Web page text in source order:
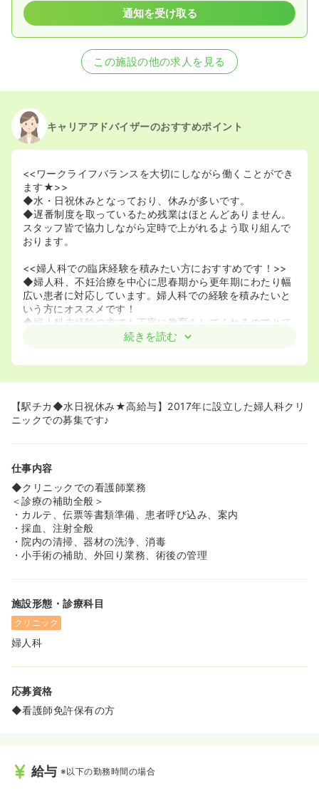
通知を受け取る
この施設の他の求人を見る
キャリアアドバイザーのおすすめポイント
<<ワークライフバランスを大切にしながら働くことができ
ます★>>
◆水・日祝休みとなっており、休みが多いです。
◆遅番制度を取っているため残業はほとんどありません。
スタッフ皆で協力しながら定時で上がれるよう取り組んで
おります。
<<婦人科での臨床経験を積みたい方におすすめです！>>
◆婦人科、不妊治療を中心に思春期から更年期にわたり幅
広い患者に対応しています。婦人科での経験を積みたいと
いう方にオススメです！
◆婦人科未経験の方でも丁寧に教育をしてくれるのでとて
不妊治療に取り組んでいます。
<<アクセスのいいクリニックです♪>>
てもアクセスがいいため通勤がとても楽です！！
にお買い物などできます！
続きを読む
【駅チカ◆水日祝休み★高給与】2017年に設立した婦人科クリ
ニックでの募集です♪
仕事内容
◆クリニックでの看護師業務
＜診療の補助全般＞
・カルテ、伝票等書類準備、患者呼び込み、案内
・採血、注射全般
・院内の清掃、器材の洗浄、消毒
・小手術の補助、外回り業務、術後の管理
施設形態・診療科目
クリニック
婦人科
応募資格
◆看護師免許保有の方
給与 ※以下の勤務時間の場合